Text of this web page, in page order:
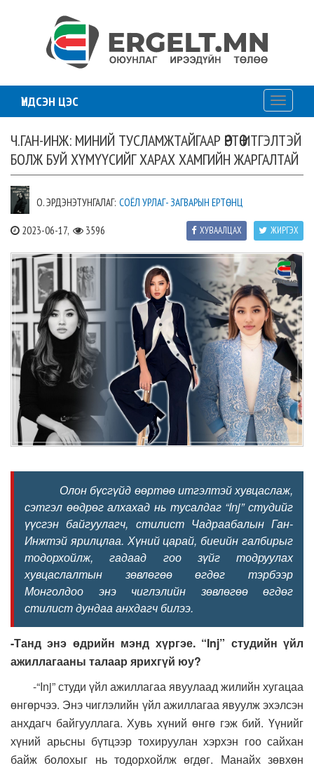
ҮНДСЭН ЦЭС
Toggle
Ч.ГАН-ИНЖ: МИНИЙ ТУСЛАМЖТАЙГААР ӨӨРТӨӨ ИТГЭЛТЭЙ
БОЛЖ БУЙ ХҮМҮҮСИЙГ ХАРАХ ХАМГИЙН ЖАРГАЛТАЙ
О. ЭРДЭНЭТУНГАЛАГ: СОЁЛ УРЛАГ- ЗАГВАРЫН ЕРТӨНЦ
2023-06-17, 3596 ЖИРГЭХ
ХУВААЛЦАХ
Олон бүсгүйд өөртөө итгэлтэй хувцаслаж,
сэтгэл өөдрөг алхахад нь тусалдаг “Inj” студийг
үүсгэн байгуулагч, стилист Чадраабалын Ган-
Инжтэй ярилцлаа. Хүний царай, биеийн галбирыг
тодорхойлж, гадаад гоо зүйг тодруулах
хувцаслалтын зөвлөгөө өгдөг тэрбээр
Монголдоо энэ чиглэлийн зөвлөгөө өгдөг
стилист дундаа анхдагч билээ.
-Танд энэ өдрийн мэнд хүргэе. “Inj” студийн үйл
ажиллагааны талаар ярихгүй юу?
-“Inj” студи үйл ажиллагаа явуулаад жилийн хугацаа
өнгөрчээ. Энэ чиглэлийн үйл ажиллагаа явуулж эхэлсэн
анхдагч байгууллага. Хувь хүний өнгө гэж бий. Үүнийг
хүний арьсны бүтцээр тохируулан хэрхэн гоо сайхан
байж болохыг нь тодорхойлж өгдөг. Манайх зөвхөн